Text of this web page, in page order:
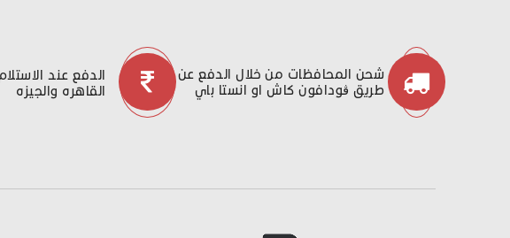
شحن المحافظات من خلال الدفع عن
طريق ڤودافون كاش او انستا باي
الدفع عند
القاهره والجيزه